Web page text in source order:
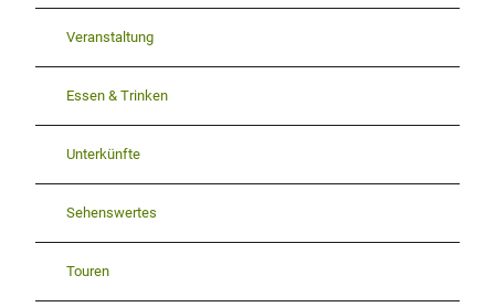
Veranstaltung
Essen & Trinken
Unterkünfte
Sehenswertes
Touren